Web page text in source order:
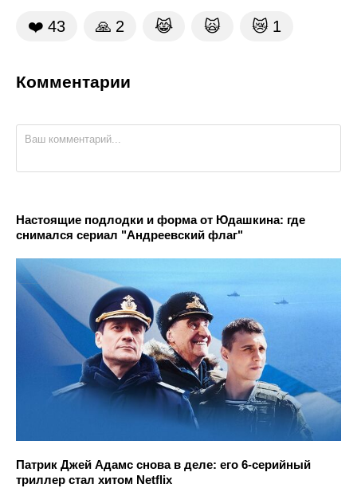
❤️ 43 🙏 2 😹 🙀 😿 1
Комментарии
Настоящие подлодки и форма от Юдашкина: где
снимался сериал "Андреевский флаг"
Патрик Джей Адамс снова в деле: его 6-серийный
триллер стал хитом Netflix